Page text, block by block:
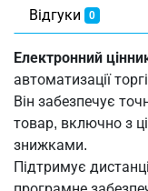
Відгуки 0
Електронний
автоматизації
Він забезпечує
товар, включно з
знижками.
Підтримує